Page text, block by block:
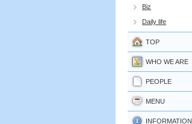
Biz
Daily life
TOP
WHO WE ARE
PEOPLE
MENU
INFORMATION